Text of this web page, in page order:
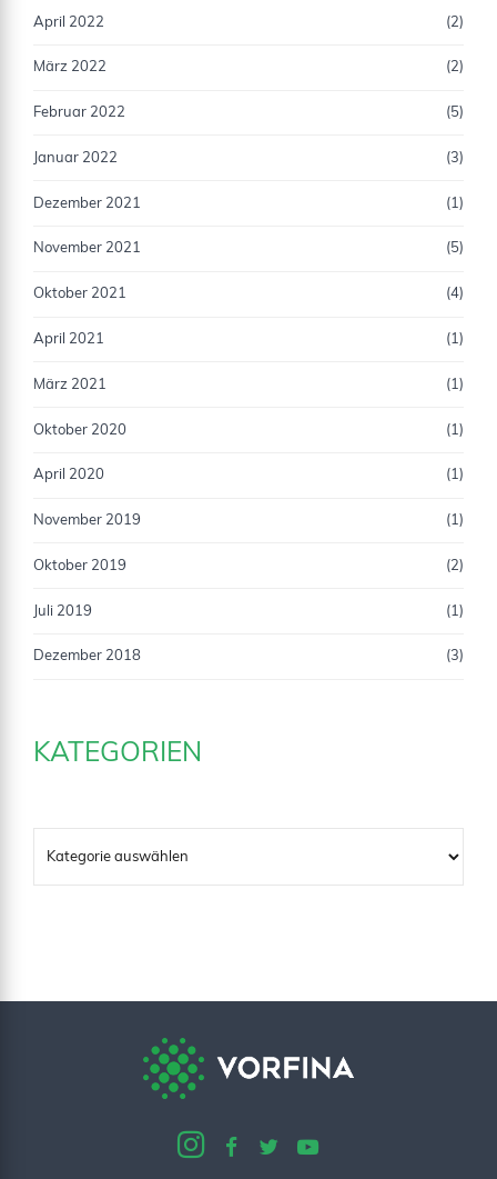
April 2022 (2)
März 2022 (2)
Februar 2022 (5)
Januar 2022 (3)
Dezember 2021 (1)
November 2021 (5)
Oktober 2021 (4)
April 2021 (1)
März 2021 (1)
Oktober 2020 (1)
April 2020 (1)
November 2019 (1)
Oktober 2019 (2)
Juli 2019 (1)
Dezember 2018 (3)
KATEGORIEN